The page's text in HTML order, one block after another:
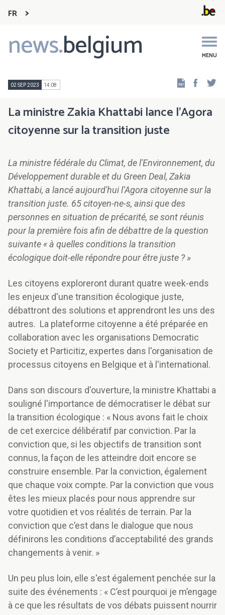
FR
news.belgium MENU
Main
navigation
02 SEP 2023 14:08
La ministre Zakia Khattabi lance l’Agora
citoyenne sur la transition juste
La ministre fédérale du Climat, de l'Environnement, du
Développement durable et du Green Deal, Zakia
Khattabi, a lancé aujourd'hui l’Agora citoyenne sur la
transition juste. 65 citoyen-ne-s, ainsi que des
personnes en situation de précarité, se sont réunis
pour la première fois afin de débattre de la question
suivante « à quelles conditions la transition
écologique doit-elle répondre pour être juste ? »
Les citoyens exploreront durant quatre week-ends
les enjeux d'une transition écologique juste,
débattront des solutions et apprendront les uns des
autres. La plateforme citoyenne a été préparée en
collaboration avec les organisations Democratic
Society et Particitiz, expertes dans l'organisation de
processus citoyens en Belgique et à l'international.
Dans son discours d'ouverture, la ministre Khattabi a
souligné l'importance de démocratiser le débat sur
la transition écologique : « Nous avons fait le choix
de cet exercice délibératif par conviction. Par la
conviction que, si les objectifs de transition sont
connus, la façon de les atteindre doit encore se
construire ensemble. Par la conviction, également
que chaque voix compte. Par la conviction que vous
êtes les mieux placés pour nous apprendre sur
votre quotidien et vos réalités de terrain. Par la
conviction que c’est dans le dialogue que nous
définirons les conditions d’acceptabilité des grands
changements à venir. »
Un peu plus loin, elle s'est également penchée sur la
suite des événements : « C’est pourquoi je m’engage
à ce que les résultats de vos débats puissent nourrir